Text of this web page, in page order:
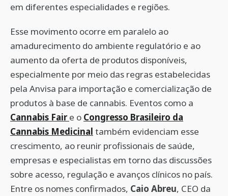
em diferentes especialidades e regiões.
Esse movimento ocorre em paralelo ao
amadurecimento do ambiente regulatório e ao
aumento da oferta de produtos disponíveis,
especialmente por meio das regras estabelecidas
pela Anvisa para importação e comercialização de
produtos à base de cannabis. Eventos como a
Cannabis Fair e o Congresso Brasileiro da
Cannabis Medicinal também evidenciam esse
crescimento, ao reunir profissionais de saúde,
empresas e especialistas em torno das discussões
sobre acesso, regulação e avanços clínicos no país.
Entre os nomes confirmados, Caio Abreu, CEO da